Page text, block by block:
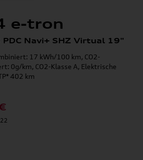
e-tron
PDC Navi+ SHZ Virtual 19"
17 kWh/100 km, CO2-
0g/km, CO2-Klasse A, Elektrische
402 km